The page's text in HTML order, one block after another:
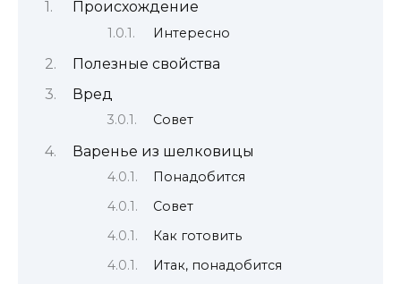
Происхождение
Интересно
Полезные свойства
Вред
Совет
Варенье из шелковицы
Понадобится
Совет
Как готовить
Итак, понадобится